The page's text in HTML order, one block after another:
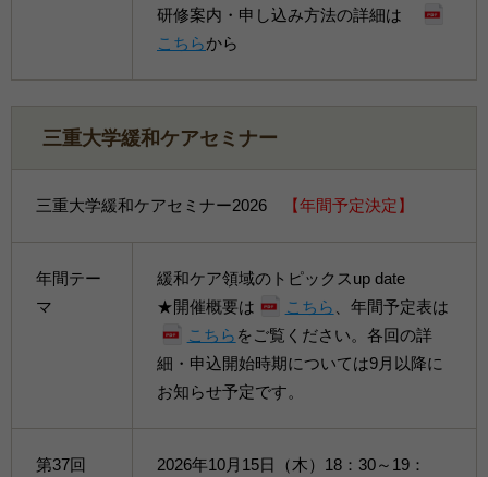
研修案内・申し込み方法の詳細は
こちらから
三重大学緩和ケアセミナー
三重大学緩和ケアセミナー2026 【年間予定決定】
年間テー
マ
緩和ケア領域のトピックスup date
★開催概要は
こちら 、年間予定表は
こちら をご覧ください。各回の詳
細・申込開始時期については9月以降に
お知らせ予定です。
第37回
2026年10月15日（木）18：30～19：